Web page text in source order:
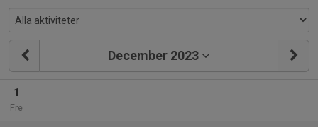
December 2023
1
Fre